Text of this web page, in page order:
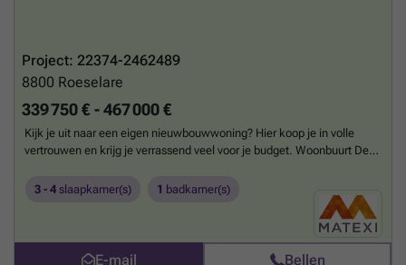
Project: 22374-2462489
8800 Roeselare
339 750 € - 467 000 €
Kijk je uit naar een eigen nieuwbouwwoning? Hier koop je in volle
vertrouwen en krijg je verrassend veel voor je budget. Woonbuurt De
hogere sferen. Je vindt er open, gesloten en halfopen
hedendaagse stijl. De ruime BEN-woningen zijn opgetrokken uit rode
en donkere gevelstenen en afgewerkt met elegant zwart schrijnwerk.
De loten zijn te koop aan een vaste én zeer voordelige prijs, die
3 - 4 slaapkamer(s) 1 badkamer(s)
E-mail Bellen